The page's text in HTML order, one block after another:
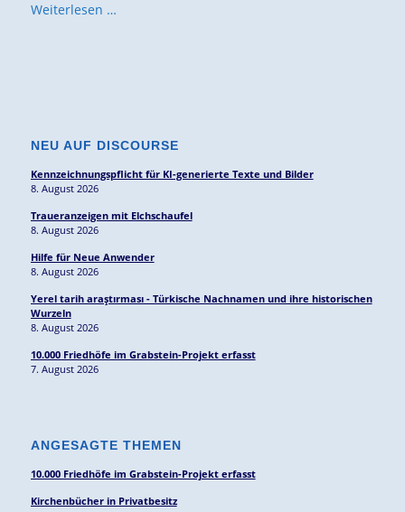
Weiterlesen …
NEU AUF DISCOURSE
Kennzeichnungspflicht für KI-generierte Texte und Bilder
8. August 2026
Traueranzeigen mit Elchschaufel
8. August 2026
Hilfe für Neue Anwender
8. August 2026
Yerel tarih araştırması - Türkische Nachnamen und ihre historischen
Wurzeln
8. August 2026
10.000 Friedhöfe im Grabstein-Projekt erfasst
7. August 2026
ANGESAGTE THEMEN
10.000 Friedhöfe im Grabstein-Projekt erfasst
Kirchenbücher in Privatbesitz